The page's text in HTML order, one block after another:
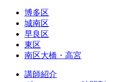
博多区
城南区
早良区
東区
南区大橋・高宮
講師紹介